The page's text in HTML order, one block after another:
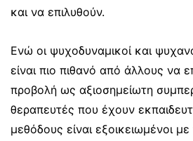
και να επιλυθούν.
Ενώ οι ψυχοδυναμικοί και
είναι πιο πιθανό από άλλους να
προβολή ως αξιοσημείωτη
θεραπευτές που έχουν
μεθόδους είναι εξοικειωμένοι